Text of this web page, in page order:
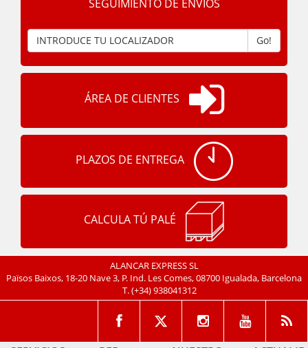
SEGUIMIENTO DE ENVÍOS
Go!
ÁREA DE CLIENTES
PLAZOS DE ENTREGA
CALCULA TÚ PALÉ
ALANCAR EXPRESS SL
Països Baixos, 18-20 Nave 3, P. Ind. Les Comes, 08700 Igualada, Barcelona
T.(+34) 938041312